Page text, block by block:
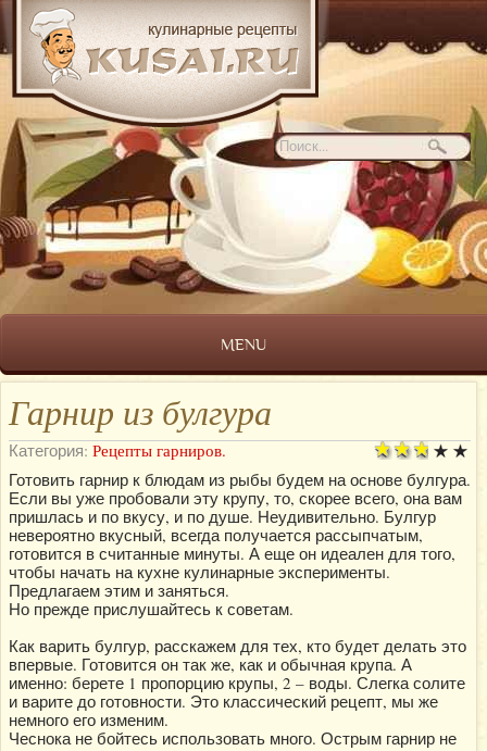
MENU
Гарнир из булгура
Категория: Рецепты гарниров.
Готовить гарнир к блюдам из рыбы будем на основе булгура.
Если вы уже пробовали эту крупу, то, скорее всего, она вам
пришлась и по вкусу, и по душе. Неудивительно. Булгур
невероятно вкусный, всегда получается рассыпчатым,
готовится в считанные минуты. А еще он идеален для того,
чтобы начать на кухне кулинарные эксперименты.
Предлагаем этим и заняться.
Но прежде прислушайтесь к советам.
Как варить булгур, расскажем для тех, кто будет делать это
впервые. Готовится он так же, как и обычная крупа. А
именно: берете 1 пропорцию крупы, 2 – воды. Слегка солите
и варите до готовности. Это классический рецепт, мы же
немного его изменим.
Чеснока не бойтесь использовать много. Острым гарнир не